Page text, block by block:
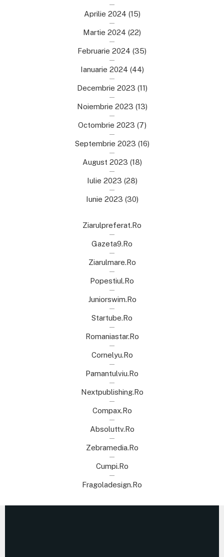
Aprilie 2024 (15)
Martie 2024 (22)
Februarie 2024 (35)
Ianuarie 2024 (44)
Decembrie 2023 (11)
Noiembrie 2023 (13)
Octombrie 2023 (7)
Septembrie 2023 (16)
August 2023 (18)
Iulie 2023 (28)
Iunie 2023 (30)
Ziarulpreferat.ro
Gazeta9.ro
Ziarulmare.ro
Popestiul.ro
Juniorswim.ro
Startube.ro
Romaniastar.ro
Cornelyu.ro
Pamantulviu.ro
Nextpublishing.ro
Compax.ro
Absoluttv.ro
Zebramedia.ro
Cumpi.ro
Fragoladesign.ro